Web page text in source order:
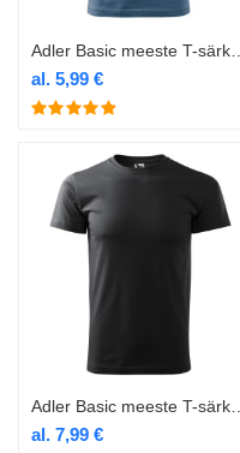
al. 5,99 €
al. 7,99 €